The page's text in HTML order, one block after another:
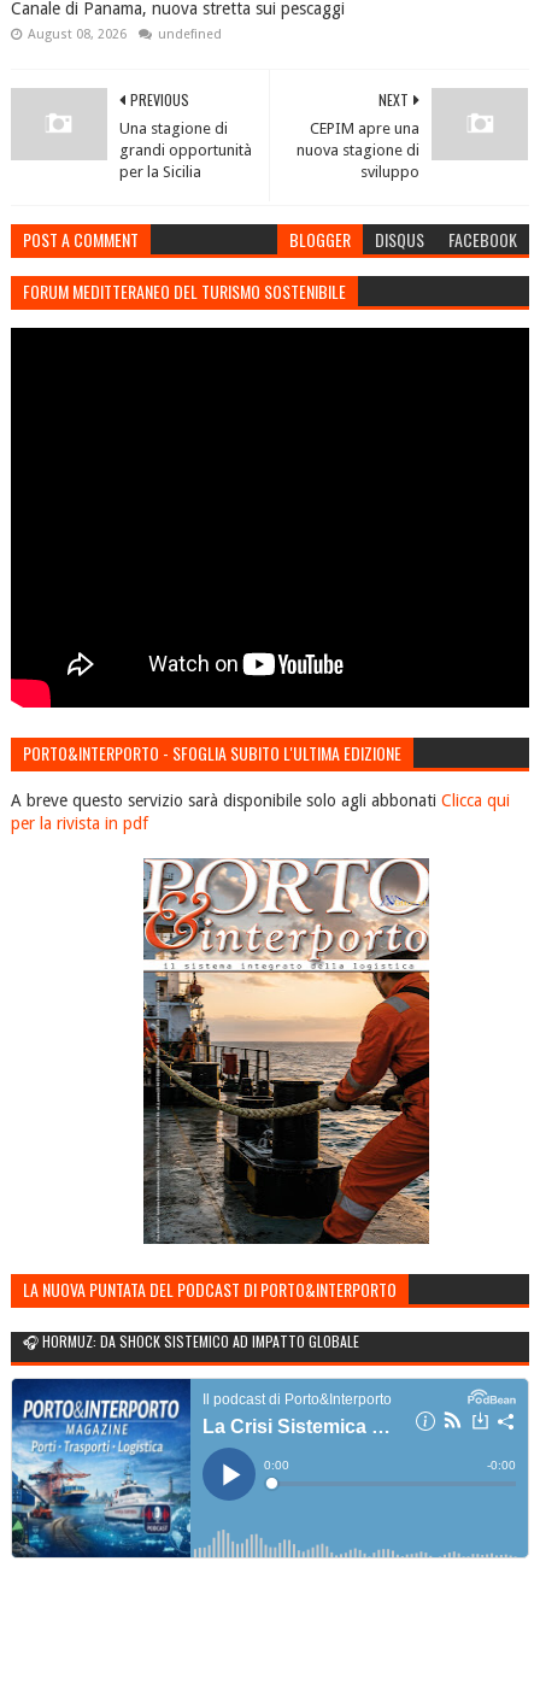
Canale di Panama, nuova stretta sui pescaggi
August 08, 2026 undefined
NEXT
CEPIM apre una
nuova stagione di
sviluppo
PREVIOUS
Una stagione di
grandi opportunità
per la Sicilia
POST A COMMENT BLOGGER DISQUS FACEBOOK
FORUM MEDITTERANEO DEL TURISMO SOSTENIBILE
PORTO&INTERPORTO - SFOGLIA SUBITO L'ULTIMA EDIZIONE
A breve questo servizio sarà disponibile solo agli abbonati Clicca qui
per la rivista in pdf
LA NUOVA PUNTATA DEL PODCAST DI PORTO&INTERPORTO
🎧 HORMUZ: DA SHOCK SISTEMICO AD IMPATTO GLOBALE